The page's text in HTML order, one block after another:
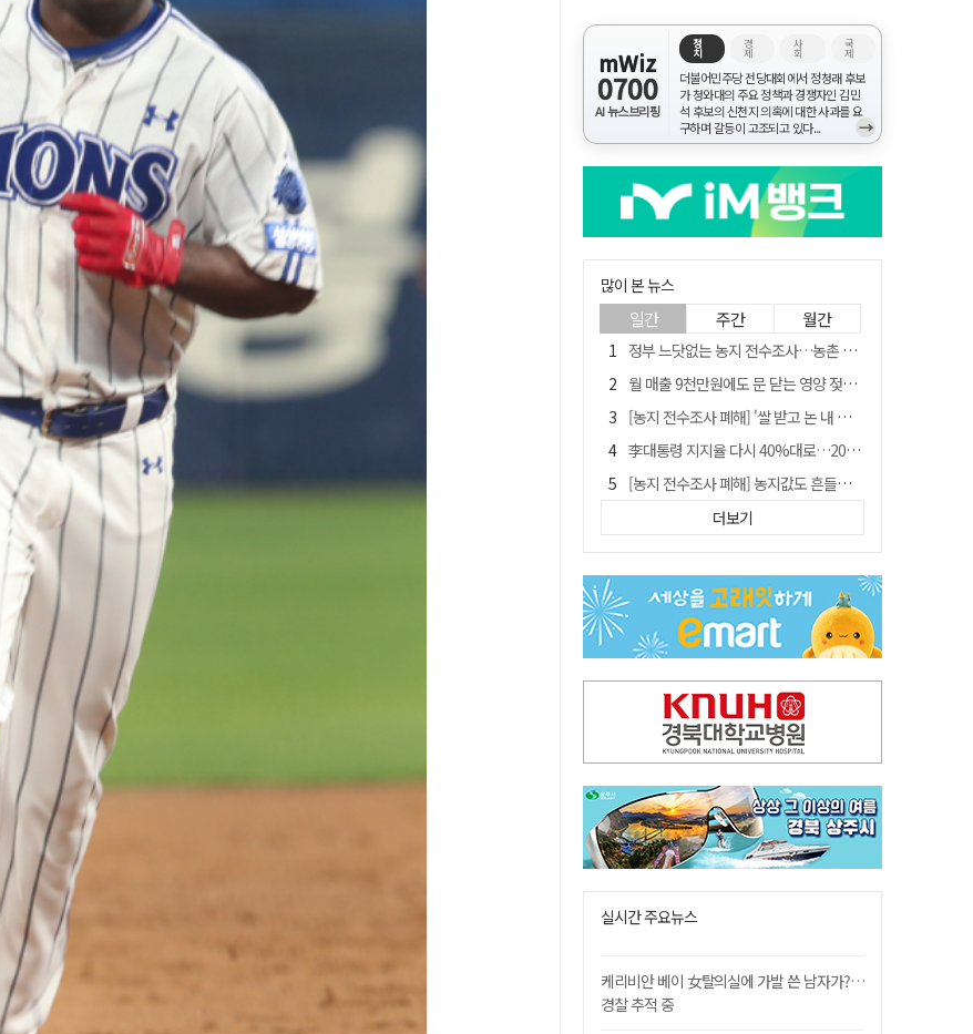
mWiz
0700
AI 뉴스브리핑
정
치
경
제
사
회
국
제
더불어민주당 전당대회에서 정청래 후보
가 청와대의 주요 정책과 경쟁자인 김민
석 후보의 신천지 의혹에 대한 사과를 요
구하며 갈등이 고조되고 있다...
→
많이 본 뉴스
일간 주간 월간
정부 느닷없는 농지 전수조사…농촌 들쑤시는 '경자유전'의 칼날
월 매출 9천만원에도 문 닫는 영양 젖소농장… "일할 사람이 없어"
[농지 전수조사 폐해] '쌀 받고 논 내 준' 도지농 이제 어쩌나?
李대통령 지지율 다시 40%대로…20대는 18.8%p 급락
[농지 전수조사 폐해] 농지값도 흔들리나…"도지 막히면 헐값 매물 나올 수도"
유승민 "尹 졸업한 서울대 법대·충암고도 없애야"…李 육사 통합 직격
국민 51.9% "李 대통령 재판 재개 필요하다"
경북 영천시, 9월부터 11월까지 반값 여행 혜택 제공
아쉬운 태클
더보기
실시간 주요뉴스
케리비안 베이 女탈의실에 가발 쓴 남자가?…
경찰 추적 중